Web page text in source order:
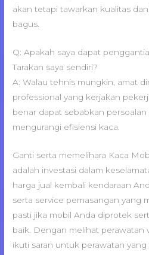
akan tetapi tawarkan kualitas
bagus.
Q: Apakah saya dapat
Tarakan saya sendiri?
A: Walau tehnis mungkin, amat
professional yang kerjakan
benar dapat sebabkan
mengurangi efisiensi kaca.
Ganti serta memelihara Kaca
adalah investasi dalam
harga jual kembali kendaraan
serta service pemasangan yang
pasti jika mobil Anda diprotek
baik. Dengan melihat perawatan
ikuti saran untuk perawatan yang